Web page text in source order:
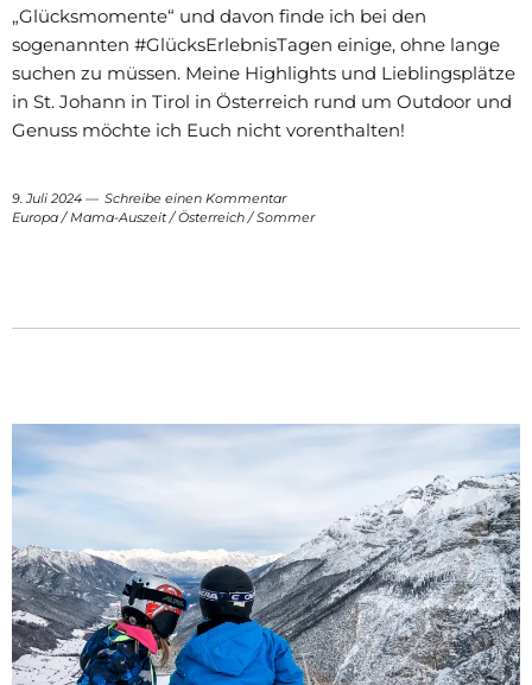
„Glücksmomente“ und davon finde ich bei den
sogenannten #GlücksErlebnisTagen einige, ohne lange
suchen zu müssen. Meine Highlights und Lieblingsplätze
in St. Johann in Tirol in Österreich rund um Outdoor und
Genuss möchte ich Euch nicht vorenthalten!
9. Juli 2024
Schreibe einen Kommentar
Europa / Mama-Auszeit/Österreich /Sommer